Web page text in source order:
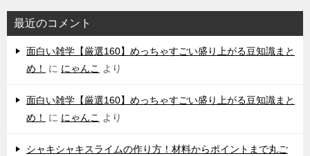
最近のコメント
‌面白い雑学【厳選160】めっちゃすごい盛り上がる豆知識まと
め！
に にゃんこ より
‌面白い雑学【厳選160】めっちゃすごい盛り上がる豆知識まと
め！
に にゃんこ より
シャキシャキスライムの作り方！材料からポイントまで丸ご